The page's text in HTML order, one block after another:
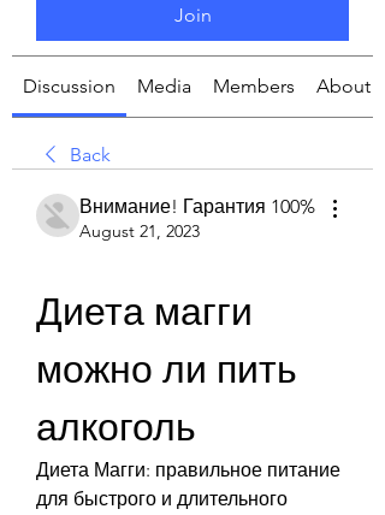
Join
Discussion Media Members About
Back
Внимание! Гарантия 100%
August 21, 2023
Диета магги
можно ли пить
алкоголь
Диета Магги: правильное питание
для быстрого и длительного